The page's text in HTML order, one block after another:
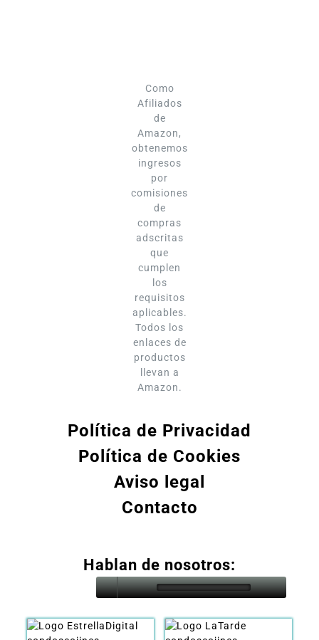
Como
Afiliados
de
Amazon,
obtenemos
ingresos
por
comisiones
de
compras
adscritas
que
cumplen
los
requisitos
aplicables.
Todos los
enlaces de
productos
llevan a
Amazon.
Política de Privacidad
Política de Cookies
Aviso legal
Contacto
Hablan de nosotros: